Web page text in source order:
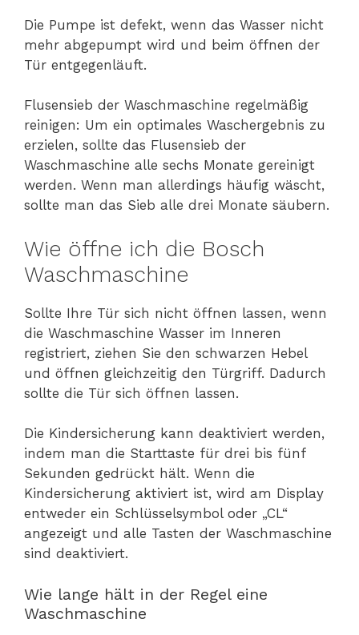
Die Pumpe ist defekt, wenn das Wasser nicht
mehr abgepumpt wird und beim öffnen der
Tür entgegenläuft.
Flusensieb der Waschmaschine regelmäßig
reinigen: Um ein optimales Waschergebnis zu
erzielen, sollte das Flusensieb der
Waschmaschine alle sechs Monate gereinigt
werden. Wenn man allerdings häufig wäscht,
sollte man das Sieb alle drei Monate säubern.
Wie öffne ich die Bosch
Waschmaschine
Sollte Ihre Tür sich nicht öffnen lassen, wenn
die Waschmaschine Wasser im Inneren
registriert, ziehen Sie den schwarzen Hebel
und öffnen gleichzeitig den Türgriff. Dadurch
sollte die Tür sich öffnen lassen.
Die Kindersicherung kann deaktiviert werden,
indem man die Starttaste für drei bis fünf
Sekunden gedrückt hält. Wenn die
Kindersicherung aktiviert ist, wird am Display
entweder ein Schlüsselsymbol oder „CL“
angezeigt und alle Tasten der Waschmaschine
sind deaktiviert.
Wie lange hält in der Regel eine
Waschmaschine